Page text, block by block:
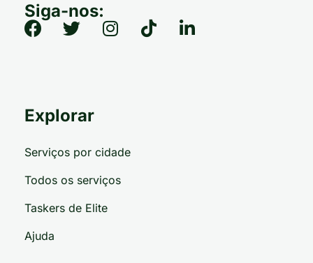
Siga-nos:
Explorar
Serviços por cidade
Todos os serviços
Taskers de Elite
Ajuda